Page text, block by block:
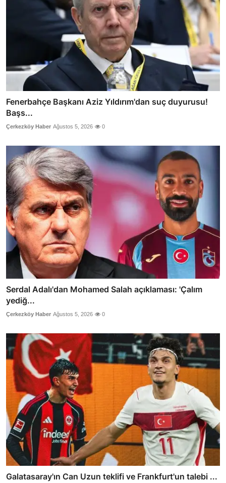
Fenerbahçe Başkanı Aziz Yıldırım'dan suç duyurusu!
Başs...
Çerkezköy Haber Ağustos 5, 2026 0
Serdal Adalı'dan Mohamed Salah açıklaması: 'Çalım
yediğ...
Çerkezköy Haber Ağustos 5, 2026 0
Galatasaray'ın Can Uzun teklifi ve Frankfurt'un talebi ...